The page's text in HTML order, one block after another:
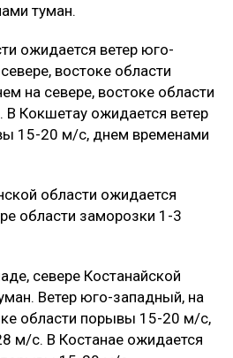
туман.
ожидается ветер юго-
востоке области
на севере, востоке области
Кокшетау ожидается ветер
15-20 м/с, днем временами
области ожидается
области заморозки 1-3
севере Костанайской
Ветер юго-западный, на
области порывы 15-20 м/с,
м/с. В Костанае ожидается